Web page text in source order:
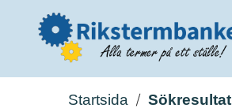
Startsida Sökresultat